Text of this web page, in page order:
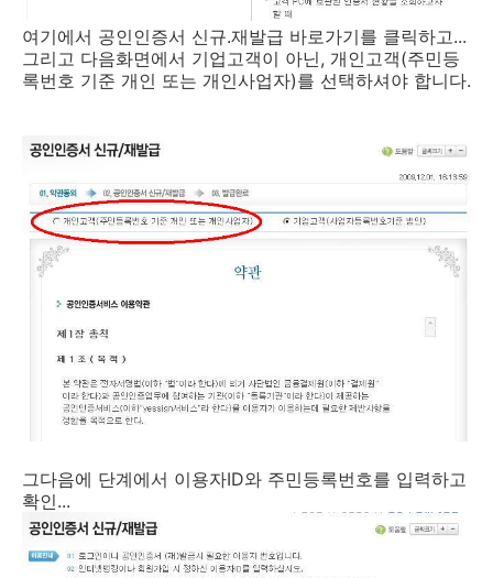
여기에서 공인인증서 신규.재발급 바로가기를 클릭하고...
그리고 다음화면에서 기업고객이 아닌, 개인고객(주민등
록번호 기준 개인 또는 개인사업자)를 선택하셔야 합니다.
그다음에 단계에서 이용자ID와 주민등록번호를 입력하고
확인...